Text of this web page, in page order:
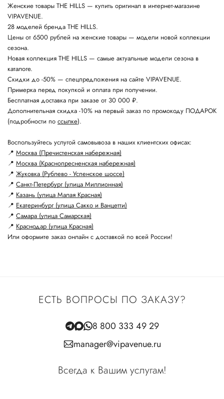
Женские товары THE HILLS — купить оригинал в интернет-магазине
VIPAVENUE.
28 моделей бренда THE HILLS.
Цены от 6500 рублей на женские товары — модели новой коллекции
сезона.
Новая коллекция THE HILLS — самые актуальные модели сезона в
каталоге.
Скидки до -50% — спецпредложения на сайте VIPAVENUE.
Примерка перед покупкой и оплата при получении.
Бесплатная доставка при заказе от 30 000 ₽.
Дополнительная скидка -10% на первый заказ по промокоду ПОДАРОК
(подробности по ссылке).
Воспользуйтесь услугой самовывоза в наших клиентских офисах:
📍 Москва (Пречистенская набережная)
📍 Москва (Краснопресненская набережная)
📍 Жуковка (Рублево - Успенское шоссе)
📍 Санкт-Петербург (улица Миллионная)
📍 Казань (улица Малая Красная)
📍 Екатеринбург (улица Сакко и Ванцетти)
📍 Самара (улица Самарская)
📍 Краснодар (улица Красная)
Или оформите заказ онлайн с доставкой по всей России!
ЕСТЬ ВОПРОСЫ ПО ЗАКАЗУ?
8 800 333 49 29
manager@vipavenue.ru
Всегда к Вашим услугам!